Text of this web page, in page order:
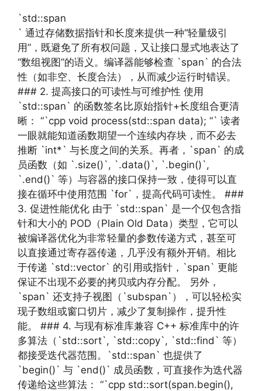
`std::span
` 通过存储数据指针和长度来提供一种“轻量级引
用”，既避免了所有权问题，又让接口显式地表达了
“数组视图”的语义。编译器能够检查 `span` 的合法
性（如非空、长度合法），从而减少运行时错误。
### 2. 提高接口的可读性与可维护性 使用
`std::span` 的函数签名比原始指针+长度组合更清
晰： “`cpp void process(std::span data); “` 读者
一眼就能知道函数期望一个连续内存块，而不必去
推断 `int*` 与长度之间的关系。再者，`span` 的成
员函数（如 `.size()`, `.data()`, `.begin()`,
`.end()` 等）与容器的接口保持一致，使得可以直
接在循环中使用范围 `for`，提高代码可读性。 ###
3. 促进性能优化 由于 `std::span` 是一个仅包含指
针和大小的 POD（Plain Old Data）类型，它可以
被编译器优化为非常轻量的参数传递方式，甚至可
以直接通过寄存器传递，几乎没有额外开销。相比
于传递 `std::vector` 的引用或指针，`span` 更能
保证不出现不必要的拷贝或内存分配。 另外，
`span` 还支持子视图（`subspan`），可以轻松实
现子数组或窗口切片，减少了复制操作，提升性
能。 ### 4. 与现有标准库兼容 C++ 标准库中的许
多算法（`std::sort`, `std::copy`, `std::find` 等）
都接受迭代器范围。`std::span` 也提供了
`begin()` 与 `end()` 成员函数，可直接作为迭代器
传递给这些算法： “`cpp std::sort(span.begin(),